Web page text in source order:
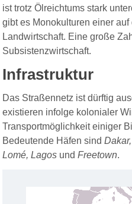
ist trotz Ölreichtums stark
gibt es Monokulturen einer
Landwirtschaft. Eine große
Subsistenzwirtschaft.
Infrastruktur
Das Straßennetz ist dürftig
existieren infolge kolonialer
Transportmöglichkeit einiger
Bedeutende Häfen sind
Lomé, Lagos undFreetown.